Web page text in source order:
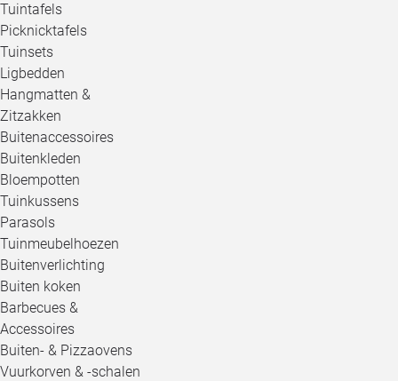
Tuintafels
Picknicktafels
Tuinsets
Ligbedden
Hangmatten &
Zitzakken
Buitenaccessoires
Buitenkleden
Bloempotten
Tuinkussens
Parasols
Tuinmeubelhoezen
Buitenverlichting
Buiten koken
Barbecues &
Accessoires
Buiten- & Pizzaovens
Vuurkorven & -schalen